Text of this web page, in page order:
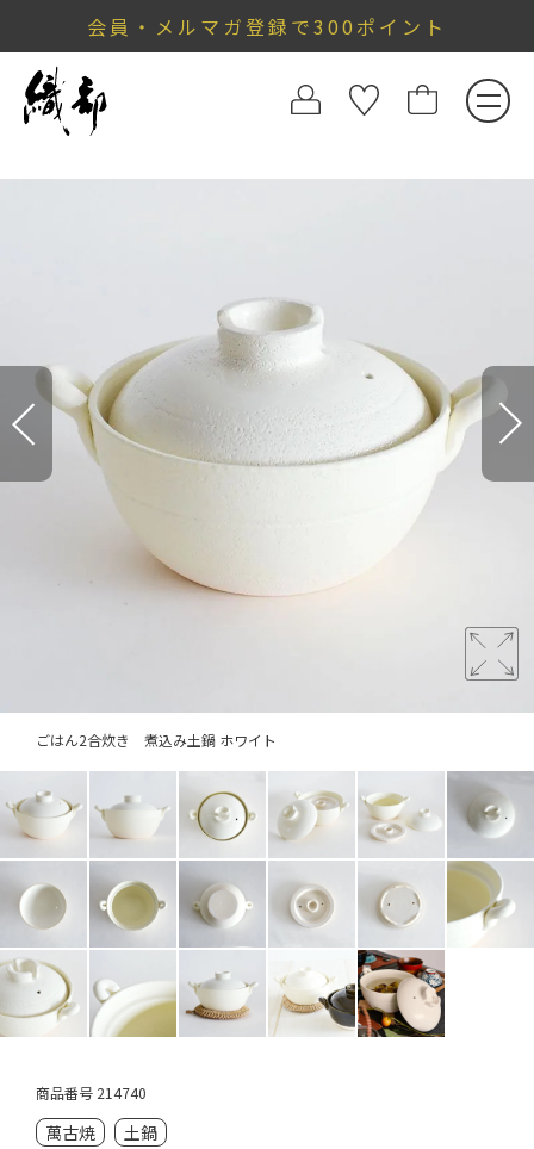
会員・メルマガ登録で300ポイント
ごはん2合炊き 煮込み土鍋 ホワイト
商品番号 214740
萬古焼
土鍋